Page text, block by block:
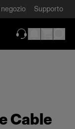
negozio Supporto
Cable